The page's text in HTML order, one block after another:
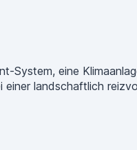
eine
landschaftlich